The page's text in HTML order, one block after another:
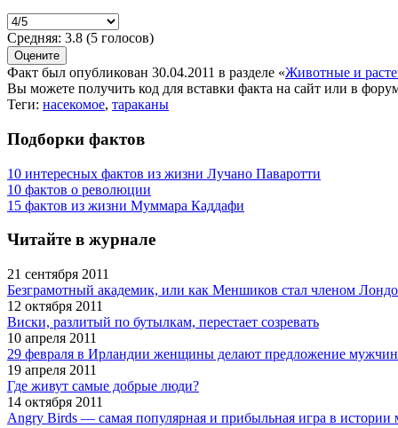
Средняя: 3.8 (5 голосов)
Факт был опубликован 30.04.2011 в разделе «Животные и
Вы можете получить код для вставки факта на сайт или в
Теги: насекомое, тараканы
Подборки фактов
10 интересных фактов из жизни Лучано Паваротти
10 фактов о революции
15 фактов из жизни Муммара Каддафи
Читайте в журнале
21 сентября 2011
Безграмотный академик, или как Меншиков стал членом
12 октября 2011
Виски, разлитый по бутылкам, перестает созревать
10 апреля 2011
29 февраля в Ирландии женщины делают предложение
19 апреля 2011
Где живут самые добрые люди?
14 октября 2011
Angry Birds — самая популярная и прибыльная игра в